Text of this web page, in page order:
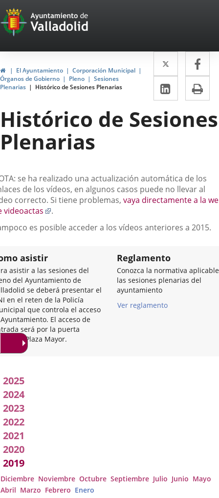
Portal
Web
del
Ayuntamiento
de
Valladolid
InicioEl Ayuntamiento
Corporación Municipal
Órganos de Gobierno
Pleno
Sesiones
Plenarias
Histórico de Sesiones Plenarias
Twitter
Enlace
a
una
externa.
a
LinkedIn
Enlace
a
una
Histórico de Sesiones
Plenarias
se ha realizado una actualización automática de los
de los vídeos, en algunos casos puede no llevar al
correcto. Si tiene problemas, vaya directamente a la
videoactas
Enlace
una
.
es posible acceder a los vídeos anteriores a 2015.
asistir
asistir a las sesiones del
del Ayuntamiento de
se deberá presentar el
en el reten de la Policía
que controla el acceso
El acceso de
será por la puerta
Plaza Mayor.
Reglamento
Conozca la normativa
las sesiones plenarias del
ayuntamiento
Ver reglamento
2025
2024
2023
2022
2021
2020
2019
Diciembre Noviembre Octubre Septiembre Julio Junio Mayo
Abril Marzo Febrero Enero